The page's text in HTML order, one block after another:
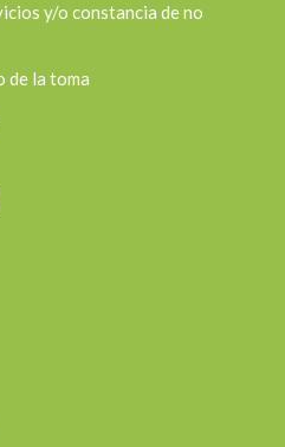
y/o constancia de no
de la toma